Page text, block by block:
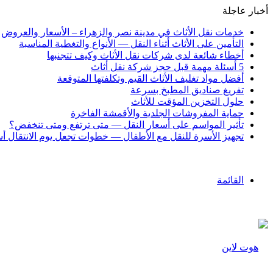
أخبار عاجلة
خدمات نقل الأثاث في مدينة نصر والزهراء – الأسعار والعروض
التأمين على الأثاث أثناء النقل — الأنواع والتغطية المناسبة
أخطاء شائعة لدى شركات نقل الأثاث وكيف تتجنبها
5 أسئلة مهمة قبل حجز شركة نقل أثاث
أفضل مواد تغليف الأثاث القيم وتكلفتها المتوقعة
تفريغ صناديق المطبخ بسرعة
حلول التخزين المؤقت للأثاث
حماية المفروشات الجلدية والأقمشة الفاخرة
تأثير المواسم على أسعار النقل — متى ترتفع ومتى تنخفض؟
تجهيز الأسرة للنقل مع الأطفال — خطوات تجعل يوم الانتقال
القائمة